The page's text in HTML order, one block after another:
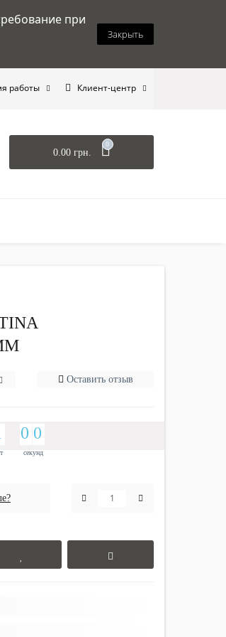
при
Закрыть
работы Клиент-центр
0.00 грн.
0
Оставить отзыв
секунд
0
0
5
5 0
0
9
9